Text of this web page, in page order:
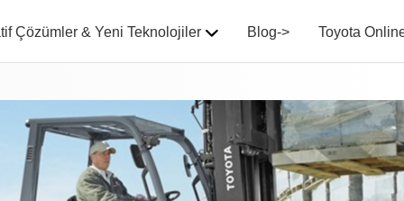
Çözümler & Yeni Teknolojiler Blog-> Toyota